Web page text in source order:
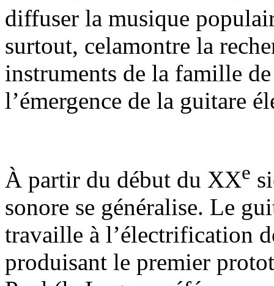
diffuser la musique
surtout, celamontre la
instruments de la famille
l’émergence de la guitare
À partir du début du XXe
sonore se généralise. Le
travaille à l’électrification
produisant le premier